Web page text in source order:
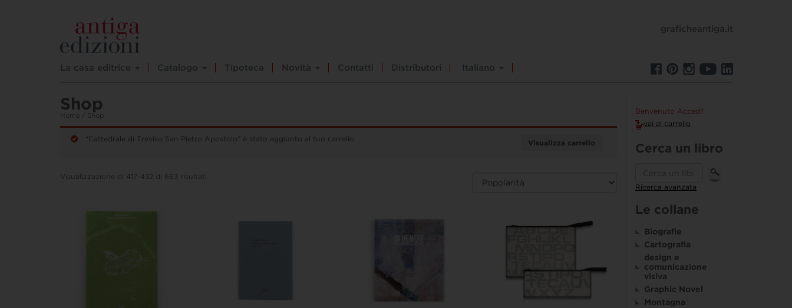
La casa editrice Catalogo Tipoteca Novità Contatti Distributori Italiano
graficheantiga.it
Shop
Home / Shop
Visualizza carrello
“Cattedrale di Treviso San Pietro Apostolo” è stato aggiunto al tuo carrello.
Visualizzazione di 417-432 di 663 risultati
Benvenuto Accedi!
vai al carrello
Cerca un libro
Ricerca avanzata
Le collane
Biografie
Cartografia
design e
comunicazione
visiva
Graphic Novel
Montagna